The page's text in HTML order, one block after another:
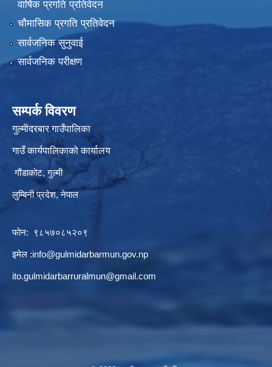
वार्षिक प्रगति प्रतिवेदन
चौमासिक प्रगति प्रतिवेदन
सार्वजनिक सुनुवाई
सार्वजनिक परीक्षण
सम्पर्क विवरण
गुल्मीदरबार गाउँपालिका
गाउँ कार्यपालिकाको कार्यालय
गौंडाकोट, गुल्मी
लुम्बिनी प्रदेश, नेपाल
फोन: ९८५७०८५२०९
इमेल :info@gulmidarbarmun.gov.np
ito.gulmidarbarruralmun@gmail.com